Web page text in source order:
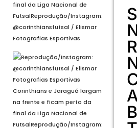
final da Liga Nacional de
FutsalReprodução/Instagram:
@corinthiansfutsal / Elismar
Fotografias Esportivas
Corinthians e Jaraguá largam
na frente e ficam perto da
final da Liga Nacional de
FutsalReprodução/Instagram: